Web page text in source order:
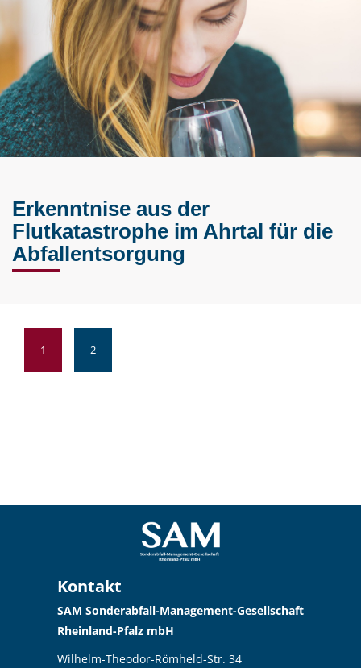
Erkenntnise aus der
Flutkatastrophe im Ahrtal für die
Abfallentsorgung
1 2
Kontakt
SAM Sonderabfall-Management-Gesellschaft
Rheinland-Pfalz mbH
Wilhelm-Theodor-Römheld-Str. 34